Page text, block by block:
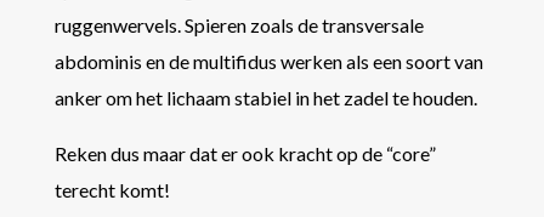
ruggenwervels. Spieren zoals de transversale
abdominis en de multifidus werken als een soort van
anker om het lichaam stabiel in het zadel te houden.
Reken dus maar dat er ook kracht op de “core”
terecht komt!